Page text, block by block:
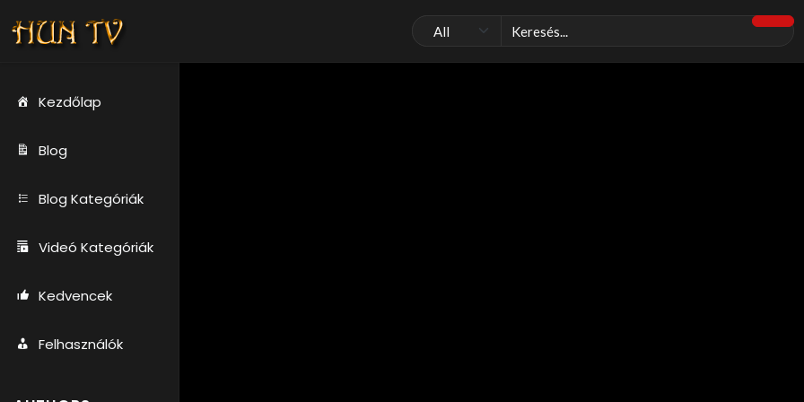
Kezdőlap
Blog
Blog Kategóriák
Videó Kategóriák
Kedvencek
Felhasználók